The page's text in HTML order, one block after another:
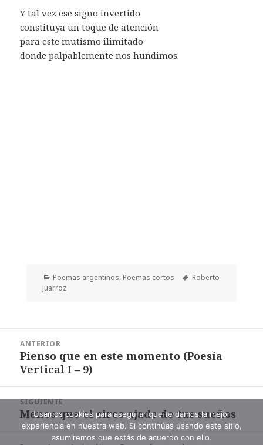
Y tal vez ese signo invertido
constituya un toque de atención
para este mutismo ilimitado
donde palpablemente nos hundimos.
Categorías
Poemas argentinos, Poemas cortos Etiquetas
Roberto
Juarroz
entradas
ANTERIOR
Entrada
anterior:
Pienso que en este momento (Poesía
Vertical I – 9)
SIGUIENTE
Entrada
siguiente:
Menos que el circo ajado de tus sueños
Usamos cookies para asegurar que te damos la mejor
experiencia en nuestra web. Si continúas usando este sitio,
asumiremos que estás de acuerdo con ello.